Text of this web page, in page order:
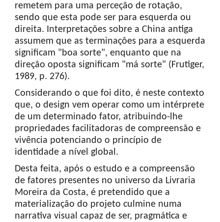
remetem para uma perceção de rotação,
sendo que esta pode ser para esquerda ou
direita. Interpretações sobre a China antiga
assumem que as terminações para a esquerda
significam "boa sorte", enquanto que na
direção oposta significam "má sorte" (Frutiger,
1989, p. 276).
Considerando o que foi dito, é neste contexto
que, o design vem operar como um intérprete
de um determinado fator, atribuindo-lhe
propriedades facilitadoras de compreensão e
vivência potenciando o princípio de
identidade a nível global.
Desta feita, após o estudo e a compreensão
de fatores presentes no universo da Livraria
Moreira da Costa, é pretendido que a
materialização do projeto culmine numa
narrativa visual capaz de ser, pragmática e